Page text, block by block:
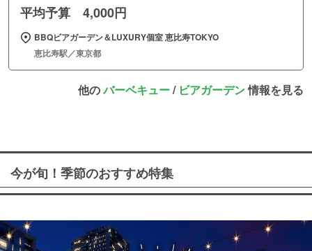
平均予算 4,000円
BBQビアガーデン＆LUXURY個室 恵比寿TOKYO
恵比寿駅／東京都
他のバーベキュー/ ビアガーデン情報を見る
今が旬！季節のおすすめ特集